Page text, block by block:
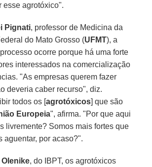
esse agrotóxico".
Pignati, professor de Medicina da
do Mato Grosso (UFMT), a
ocorre porque há uma forte
interessados na comercialização
"As empresas querem fazer
deveria caber recurso", diz.
todos os [agrotóxicos] que são
Europeia", afirma. "Por que aqui
livremente? Somos mais fortes que
aguentar, por acaso?".
, do IBPT, os agrotóxicos